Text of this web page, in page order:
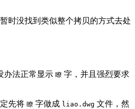
时没找到类似整个拷贝的方式去处
办法正常显示 瞭 字，并且强烈要求
先将 瞭 字做成 liao.dwg 文件，然